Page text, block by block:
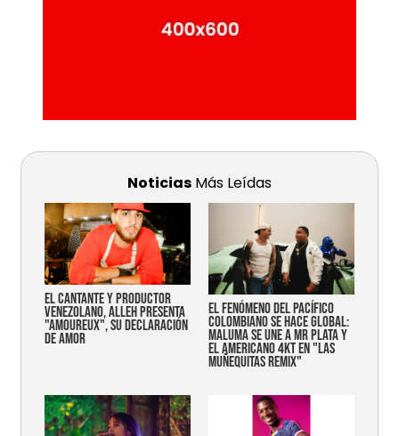
Noticias Más Leídas
EL CANTANTE Y PRODUCTOR
VENEZOLANO, ALLEH PRESENTA
"AMOUREUX", SU DECLARACIÓN
DE AMOR
EL FENÓMENO DEL PACÍFICO
COLOMBIANO SE HACE GLOBAL:
MALUMA SE UNE A MR PLATA Y
EL AMERICANO 4KT EN "LAS
MUÑEQUITAS REMIX"